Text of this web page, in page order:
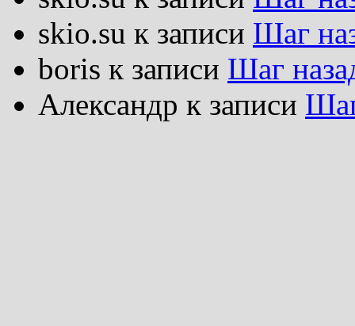
skio.su к записи Шаг
boris к записи Шаг
Александр к записи